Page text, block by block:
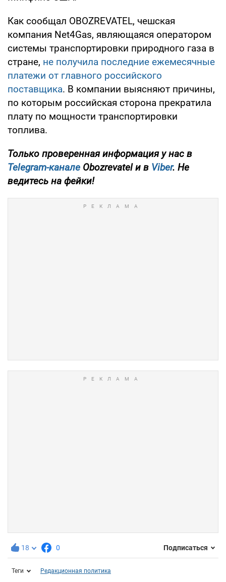
Как сообщал OBOZREVATEL, чешская
компания Net4Gas, являющаяся оператором
системы транспортировки природного газа в
стране, не получила последние ежемесячные
платежи от главного российского
поставщика. В компании выясняют причины,
по которым российская сторона прекратила
плату по мощности транспортировки
топлива.
Только проверенная информация у нас в
Telegram-канале Obozrevatel и в Viber. Не
ведитесь на фейки!
18 0 Подписаться
Теги Редакционная политика